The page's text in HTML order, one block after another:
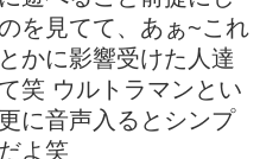
を見てて、あぁ~これ
かに影響受けた人達
笑 ウルトラマンとい
に音声入るとシンプ
よ笑